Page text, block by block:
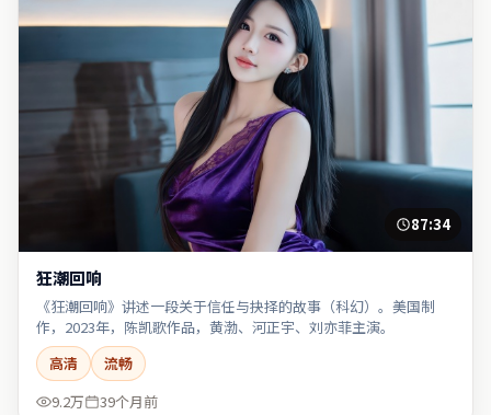
87:34
狂潮回响
《狂潮回响》讲述一段关于信任与抉择的故事（科幻）。美国制
作，2023年，陈凯歌作品，黄渤、河正宇、刘亦菲主演。
高清
流畅
9.2万
39个月前